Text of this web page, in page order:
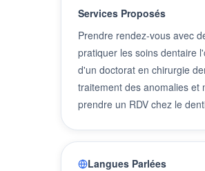
Services Proposés
Prendre rendez-vous avec
pratiquer les soins dentaire
d'un doctorat en chirurgie
traitement des anomalies et
prendre un RDV chez le
Langues Parlées